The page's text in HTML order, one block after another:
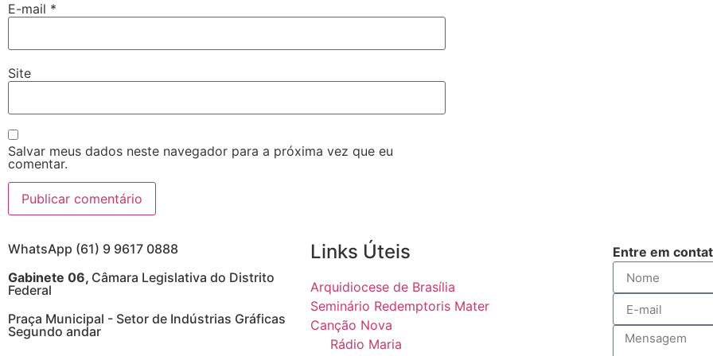
E-mail *
Site
Salvar meus dados neste navegador para a próxima vez que eu
comentar.
WhatsApp (61) 9 9617 0888
Gabinete 06, Câmara Legislativa do Distrito
Federal
Praça Municipal - Setor de Indústrias Gráficas
Segundo andar
Links Úteis
Arquidiocese de Brasília
Seminário Redemptoris Mater
Canção Nova
Rádio Maria
Entre em